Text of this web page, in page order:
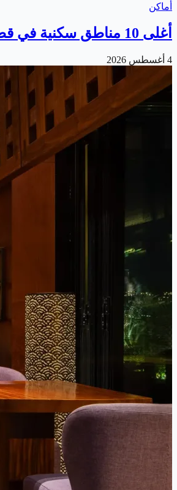
أماكن
أغلى 10 مناطق سكنية في قطر
4 أغسطس 2026